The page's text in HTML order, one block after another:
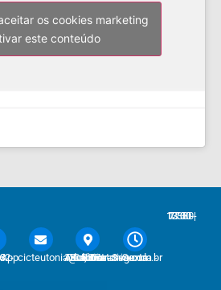
os cookies marketing
este conteúdo
cicteutonia@cicteutonia.com.br
Rua Um Sul, 77 - Centro Administrativo Teutônia - RS Segunda - Sexta
7:30 - 12:00 | 13:30 - 17:30